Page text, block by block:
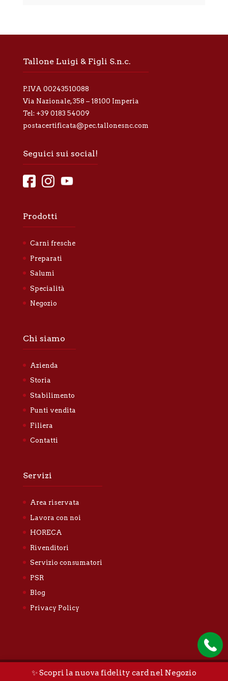
a
i
v
c
y
Tallone Luigi & Figli S.n.c.
P.IVA 00243510088
Via Nazionale, 358 – 18100 Imperia
Tel: +39 0183 54009
postacertificata@pec.tallonesnc.com
Seguici sui social!
Prodotti
Carni fresche
Preparati
Salumi
Specialità
Negozio
Chi siamo
Azienda
Storia
Stabilimento
Punti vendita
Filiera
Contatti
Servizi
Area riservata
Lavora con noi
HORECA
Rivenditori
Servizio consumatori
PSR
Blog
Privacy Policy
Tallone Luigi & Figli S.n.c. |Privacy policy|Cookie
✨ Scopri la nuova fidelity card nel Negozio